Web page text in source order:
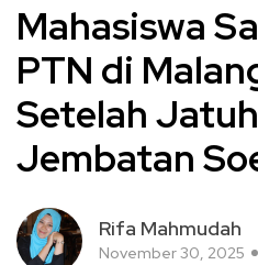
Mahasiswa
PTN di
Setelah
Jembatan
Rifa Mahmudah
November 30, 2025